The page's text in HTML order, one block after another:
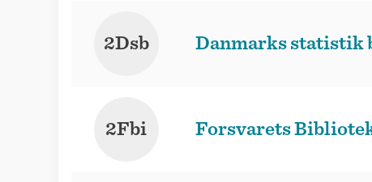
2Dsb Danmarks statistik
2Fbi Forsvarets